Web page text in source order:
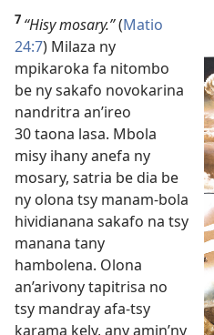
7 “Hisy mosary.”(Matio
24:7) Milaza ny
mpikaroka fa nitombo
be ny sakafo novokarina
nandritra an’ireo
30 taona lasa. Mbola
misy ihany anefa ny
mosary, satria be dia be
ny olona tsy manam-bola
hividianana sakafo na tsy
manana tany
hambolena. Olona
an’arivony tapitrisa no
tsy mandray afa-tsy
karama kely, any amin’ny